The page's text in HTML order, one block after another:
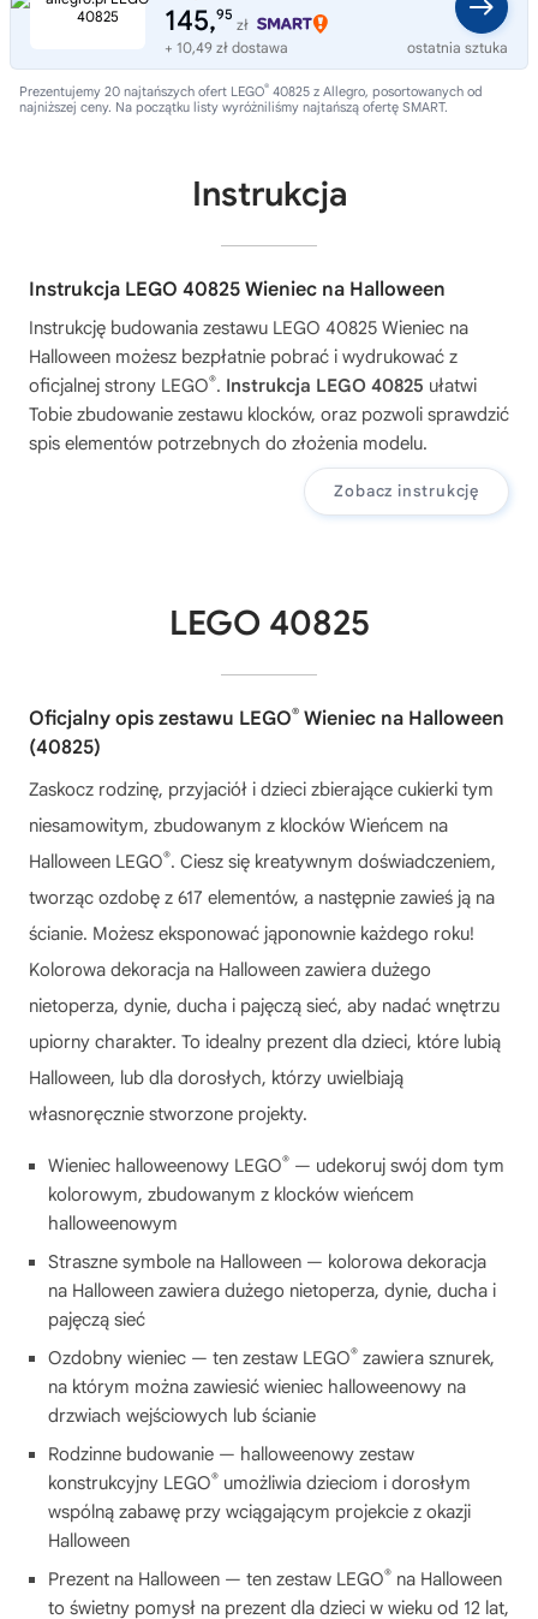
145,95
zł
+ 10,49 zł dostawa
ostatnia sztuka
Prezentujemy 20 najtańszych ofert LEGO® 40825 z Allegro, posortowanych od
najniższej ceny. Na początku listy wyróżniliśmy najtańszą ofertę SMART.
Instrukcja
Instrukcja LEGO 40825 Wieniec na Halloween
Instrukcję budowania zestawu LEGO 40825 Wieniec na
Halloween możesz bezpłatnie pobrać i wydrukować z
oficjalnej strony LEGO®. Instrukcja LEGO 40825 ułatwi
Tobie zbudowanie zestawu klocków, oraz pozwoli sprawdzić
spis elementów potrzebnych do złożenia modelu.
Zobacz instrukcję
LEGO 40825
Oficjalny opis zestawu LEGO® Wieniec na Halloween
(40825)
Zaskocz rodzinę, przyjaciół i dzieci zbierające cukierki tym
niesamowitym, zbudowanym z klocków Wieńcem na
Halloween LEGO®. Ciesz się kreatywnym doświadczeniem,
tworząc ozdobę z 617 elementów, a następnie zawieś ją na
ścianie. Możesz eksponować jąponownie każdego roku!
Kolorowa dekoracja na Halloween zawiera dużego
nietoperza, dynie, ducha i pajęczą sieć, aby nadać wnętrzu
upiorny charakter. To idealny prezent dla dzieci, które lubią
Halloween, lub dla dorosłych, którzy uwielbiają
własnoręcznie stworzone projekty.
Wieniec halloweenowy LEGO® — udekoruj swój dom tym
kolorowym, zbudowanym z klocków wieńcem
halloweenowym
Straszne symbole na Halloween — kolorowa dekoracja
na Halloween zawiera dużego nietoperza, dynie, ducha i
pajęczą sieć
Ozdobny wieniec — ten zestaw LEGO® zawiera sznurek,
na którym można zawiesić wieniec halloweenowy na
drzwiach wejściowych lub ścianie
Rodzinne budowanie — halloweenowy zestaw
konstrukcyjny LEGO® umożliwia dzieciom i dorosłym
wspólną zabawę przy wciągającym projekcie z okazji
Halloween
Prezent na Halloween — ten zestaw LEGO® na Halloween
to świetny pomysł na prezent dla dzieci w wieku od 12 lat,